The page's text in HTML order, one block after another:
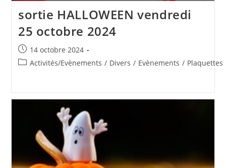
sortie HALLOWEEN vendredi
25 octobre 2024
Publication
publiée :
14 octobre 2024
PostActivités/Evènements / Divers / Evènements / Plaquettes